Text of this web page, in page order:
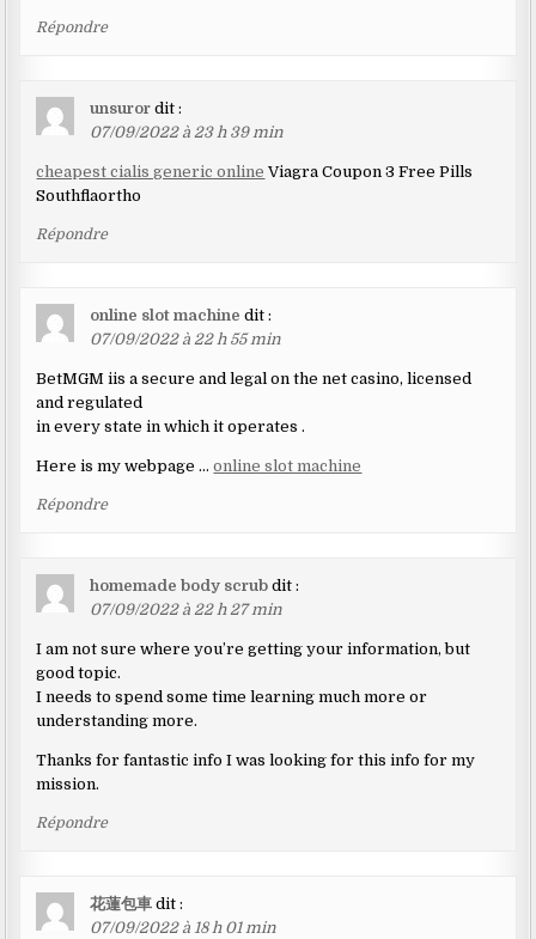
Répondre
unsuror dit :
07/09/2022 à 23 h 39 min
cheapest cialis generic online Viagra Coupon 3 Free Pills
Southflaortho
Répondre
online slot machine dit :
07/09/2022 à 22 h 55 min
BetMGM iis a secure and legal on the net casino, licensed
and regulated
in every state in which it operates .
Here is my webpage …online slot machine
Répondre
homemade body scrub dit :
07/09/2022 à 22 h 27 min
I am not sure where you’re getting your information, but
good topic.
I needs to spend some time learning much more or
understanding more.
Thanks for fantastic info I was looking for this info for my
mission.
Répondre
花蓮包車 dit :
07/09/2022 à 18 h 01 min